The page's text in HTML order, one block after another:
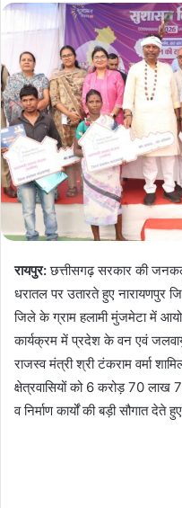
रायपुर:छत्तीसगढ़ सरकार की
धरातल पर उतारते हुए नारायणपुर
जिले के ग्राम हलामी मुंजमेटा में
कार्यक्रम में प्रदेश के वन एवं
राजस्व मंत्री श्री टंकराम वर्मा
क्षेत्रवासियों को 6 करोड़ 70 लाख
व निर्माण कार्यों की बड़ी सौगात